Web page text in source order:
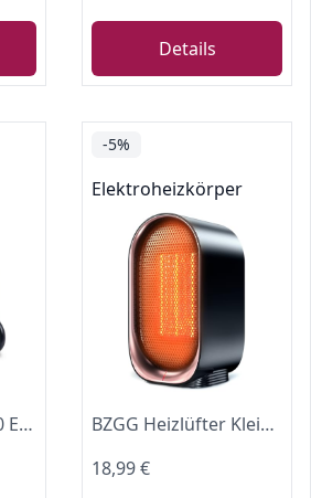
Details
Scheppach EH3000 Elektro Heizer 3000W 2000W stufenlos | 320 m³/h
-5%
Elektroheizkörper
BZGG Heizlüfter Klein Energiesparend, 1000W PTC Keramik Heizung mit Überhitzungs- und Kippschutz, Tragbare Leise Elektroheizung für Arbeitszimmer Schlafzimmer, Schwarz
18,99 €